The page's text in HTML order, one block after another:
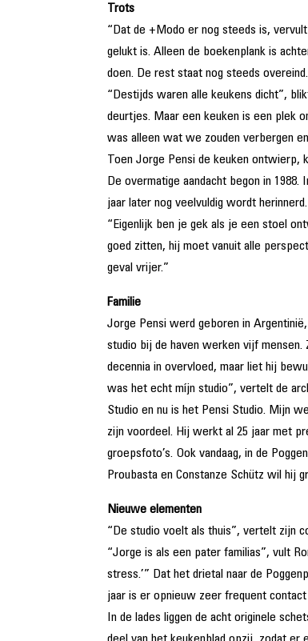
Trots
“Dat de +Modo er nog steeds is,
gelukt is. Alleen de boekenplank is
doen. De rest staat nog steeds
“Destijds waren alle keukens dicht”,
deurtjes. Maar een keuken is een plek
was alleen wat we zouden verbergen
Toen Jorge Pensi de keuken
De overmatige aandacht begon in
jaar later nog veelvuldig wordt herinnerd.
“Eigenlijk ben je gek als je een stoel
goed zitten, hij moet vanuit alle
geval vrijer.”
Familie
Jorge Pensi werd geboren in
studio bij de haven werken vijf
decennia in overvloed, maar liet hij
was het echt míjn studio”, vertelt de
Studio en nu is het Pensi Studio. Mijn
zijn voordeel. Hij werkt al 25 jaar met
groepsfoto’s. Ook vandaag, in de
Proubasta en Constanze Schütz wil hij
Nieuwe elementen
“De studio voelt als thuis”, vertelt zijn
“Jorge is als een pater familias”, vult
stress.’” Dat het drietal naar de
jaar is er opnieuw zeer frequent
In de lades liggen de acht originele